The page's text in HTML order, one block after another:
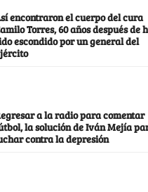
encontraron el cuerpo del cura
Torres, 60 años después de
escondido por un general del
a la radio para comentar
la solución de Iván Mejía
contra la depresión